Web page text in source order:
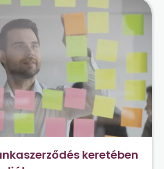
keretében